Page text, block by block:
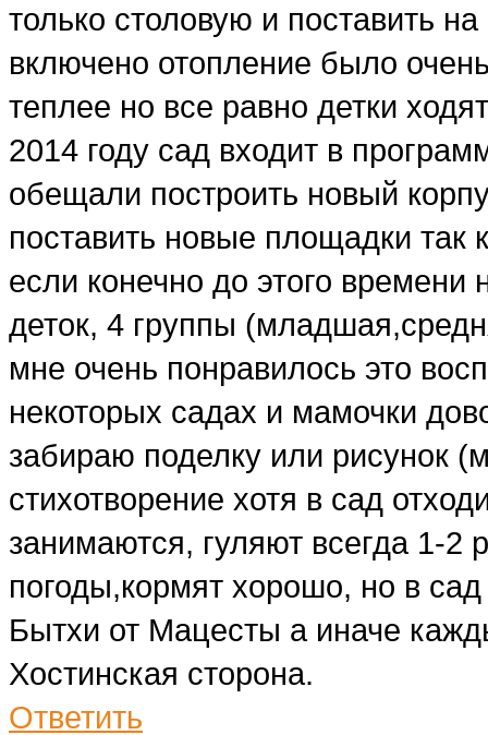
только столовую и поставить
включено отопление было
теплее но все равно детки
2014 году сад входит в
обещали построить новый
поставить новые площадки так
если конечно до этого времени
деток, 4 группы
мне очень понравилось это
некоторых садах и мамочки
забираю поделку или рисунок
стихотворение хотя в сад
занимаются, гуляют всегда 1-2
погоды,кормят хорошо, но в
Бытхи от Мацесты а иначе
Хостинская сторона.
Ответить